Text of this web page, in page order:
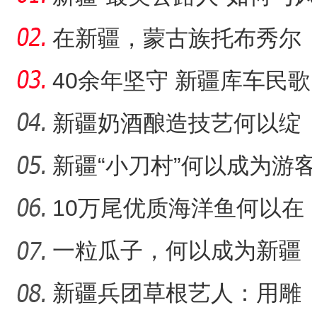
“阿克苏是个好地方·四季
沙“硬碰硬”？
在新疆，蒙古族托布秀尔
音乐何以传承不息？
40余年坚守 新疆库车民歌
传承人用歌声展现非遗魅
力
新疆奶酒酿造技艺何以绽
放光彩？
新疆“小刀村”何以成为游客
体验非遗技艺打卡地？
10万尾优质海洋鱼何以在
新疆沙漠里安家？
一粒瓜子，何以成为新疆
的名片？
新疆兵团草根艺人：用雕